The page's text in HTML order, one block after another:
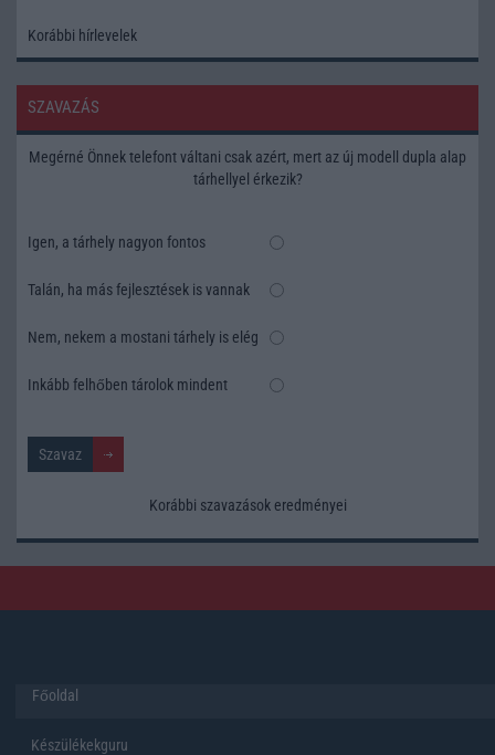
Korábbi hírlevelek
SZAVAZÁS
Megérné Önnek telefont váltani csak azért, mert az új modell dupla alap
tárhellyel érkezik?
Igen, a tárhely nagyon fontos
Talán, ha más fejlesztések is vannak
Nem, nekem a mostani tárhely is elég
Inkább felhőben tárolok mindent
Korábbi szavazások eredményei
Főoldal
Készülékekguru